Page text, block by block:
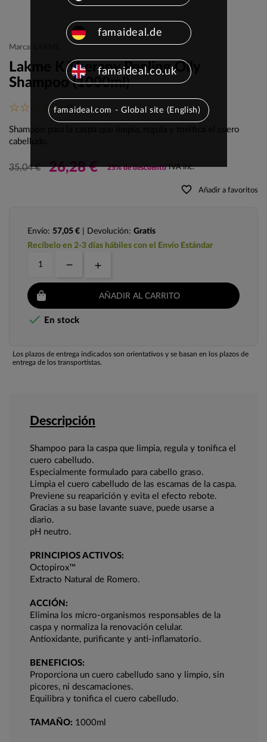
Marca: LAKME
Lakme K.Therapy Peeling Oily
Shampoo (1000ml)
(0)
Shampoo para la caspa que limpia, regula y tonifica el cuero
cabelludo.
35,04 € 26,28 € 25% de descuento IVA inc.
favorite_border Añadir a favoritos
Envío: 57,05 € | Devolución: Gratis
Recíbelo en 2-3 días hábiles con el Envío Estándar
AÑADIR AL CARRITO
 En stock
Los plazos de entrega indicados son orientativos y se basan en los plazos de
entrega de los transportistas.
Descripción
Shampoo para la caspa que limpia, regula y tonifica el
cuero cabelludo.
Especialmente formulado para cabello graso.
Limpia el cuero cabelludo de las escamas de la caspa.
Previene su reaparición y evita el efecto rebote.
Gracias a su base lavante suave, puede usarse a
diario.
pH neutro.
PRINCIPIOS ACTIVOS:
Octopirox™
Extracto Natural de Romero.
ACCIÓN:
Elimina los micro-organismos responsables de la
caspa y normaliza la renovación celular.
Antioxidante, purificante y anti-inflamatorio.
BENEFICIOS:
Proporciona un cuero cabelludo sano y limpio, sin
picores, ni descamaciones.
Equilibra y tonifica el cuero cabelludo.
TAMAÑO: 1000ml
famaideal.de
famaideal.co.uk
famaideal.com - Global site (English)